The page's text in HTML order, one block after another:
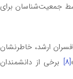
جمعیت‌شناسان برای
افسران ارشد، خاطرنشان
[۸]
برخی از دانشمندان